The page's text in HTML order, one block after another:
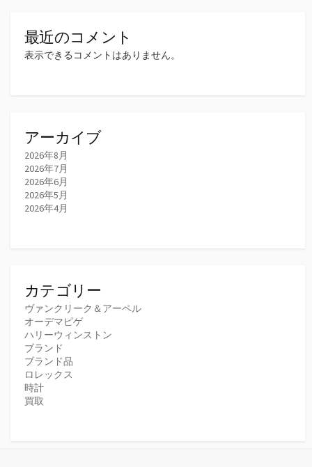
最近のコメント
表示できるコメントはありません。
アーカイブ
2026年8月
2026年7月
2026年6月
2026年5月
2026年4月
カテゴリー
ヴァンクリーク＆アーペル
オーデマピゲ
ハリーウィンストン
ブランド
ブランド品
ロレックス
時計
買取